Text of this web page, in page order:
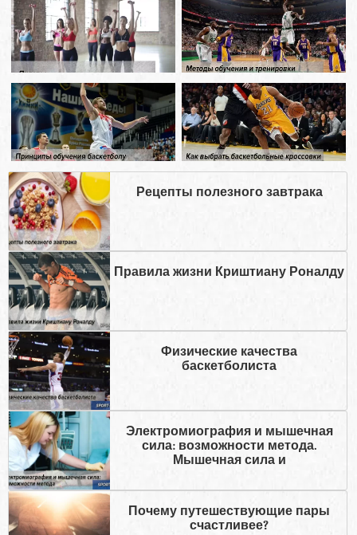
Рецепты полезного завтрака
Правила жизни Криштиану Роналду
Физические качества
баскетболиста
Электромиография и мышечная
сила: возможности метода.
Мышечная сила и
Почему путешествующие пары
счастливее?